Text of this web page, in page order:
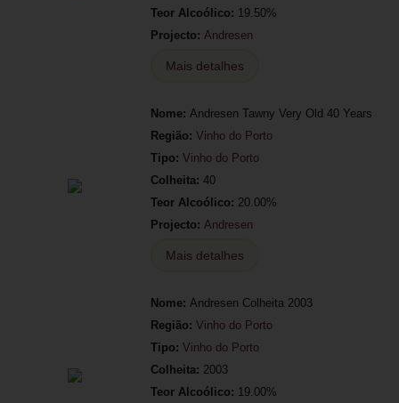
Teor Alcoólico: 19.50%
Projecto: Andresen
Mais detalhes
Nome: Andresen Tawny Very Old 40 Years
Região: Vinho do Porto
Tipo: Vinho do Porto
Colheita: 40
Teor Alcoólico: 20.00%
Projecto: Andresen
Mais detalhes
Nome: Andresen Colheita 2003
Região: Vinho do Porto
Tipo: Vinho do Porto
Colheita: 2003
Teor Alcoólico: 19.00%